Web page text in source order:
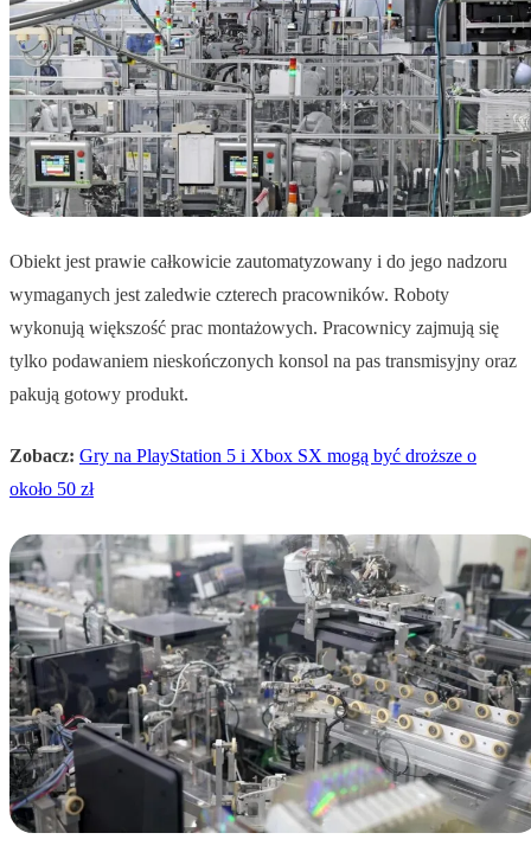
Obiekt jest prawie całkowicie zautomatyzowany i do jego nadzoru
wymaganych jest zaledwie czterech pracowników. Roboty
wykonują większość prac montażowych. Pracownicy zajmują się
tylko podawaniem nieskończonych konsol na pas transmisyjny oraz
pakują gotowy produkt.
Zobacz: Gry na PlayStation 5 i Xbox SX mogą być droższe o
około 50 zł